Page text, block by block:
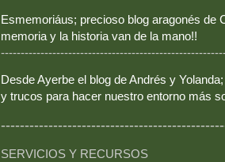
Esmemoriáus; precioso blog aragonés de
memoria y la historia van de la mano!!
Desde Ayerbe el blog de Andrés y
y trucos para hacer nuestro entorno más
SERVICIOS Y RECURSOS